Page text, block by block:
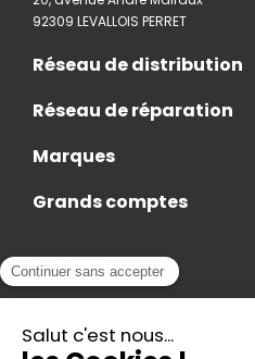
92309 LEVALLOIS PERRET
Réseau de distribution
Réseau de réparation
Marques
Grands comptes
Actualités